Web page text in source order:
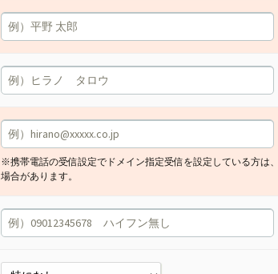
※携帯電話の受信設定でドメイン指定受信を設定している方は
場合があります。